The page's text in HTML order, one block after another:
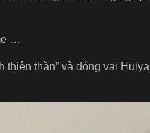
…
thiên thần” và đóng vai